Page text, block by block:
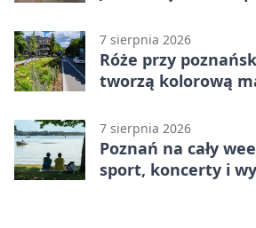
7 sierpnia 2026
Róże przy
tworzą kolorową
7 sierpnia 2026
Poznań na cały
sport, koncerty i